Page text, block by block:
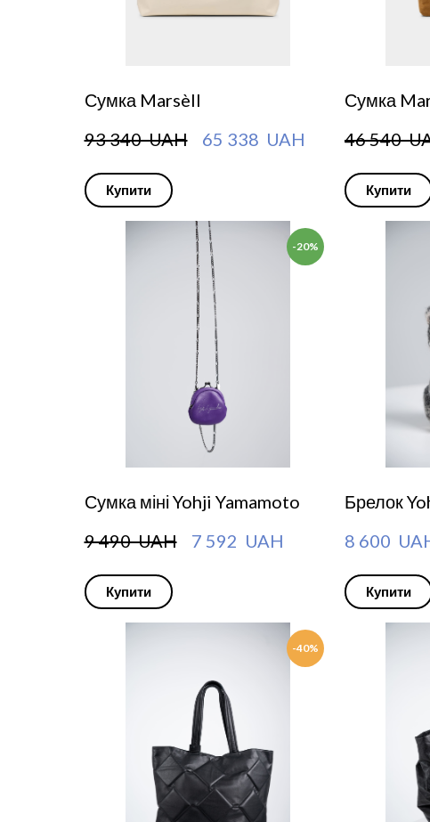
Сумка Marsèll
93 340  UAH
65 338  UAH
Купити
Сумка
46 540
Купити
-20%
Сумка міні Yohji Yamamoto
9 490  UAH
7 592  UAH
Купити
Брелок
8 600
Купити
-40%